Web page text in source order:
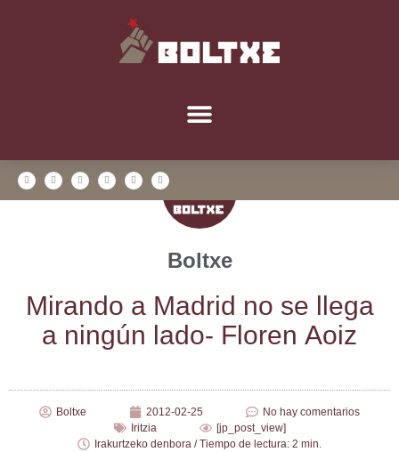
Boltxe
Miran­do a Madrid no se lle­ga
a nin­gún lado- Flo­ren Aoiz
Boltxe 2012-02-25
No hay comentarios
Iritzia
[jp_post_view]
Irakurtzeko denbora / Tiempo de lectura: 2 min.